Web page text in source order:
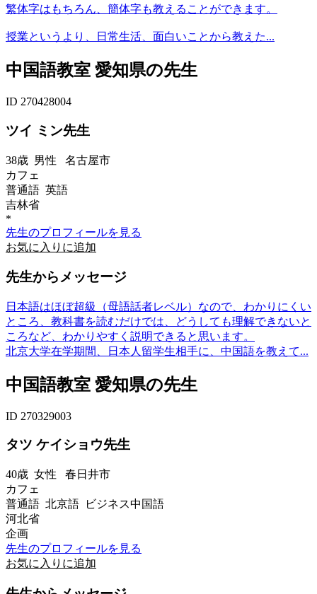
繁体字はもちろん、簡体字も教えることができます。
授業というより、日常生活、面白いことから教えた...
中国語教室 愛知県の先生
ID 270428004
ツイ ミン先生
38歳 男性 名古屋市
カフェ
普通語 英語
吉林省
*
先生のプロフィールを見る
お気に入りに追加
先生からメッセージ
日本語はほぼ超級（母語話者レベル）なので、わかりにくい
ところ、教科書を読むだけでは、どうしても理解できないと
ころなど、わかりやすく説明できると思います。
北京大学在学期間、日本人留学生相手に、中国語を教えて...
中国語教室 愛知県の先生
ID 270329003
タツ ケイショウ先生
40歳 女性 春日井市
カフェ
普通語 北京語 ビジネス中国語
河北省
企画
先生のプロフィールを見る
お気に入りに追加